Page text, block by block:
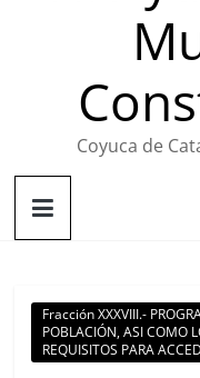
Coyuca de
Fracción XXXVIII.-
POBLACIÓN, ASI COMO
REQUISITOS PARA